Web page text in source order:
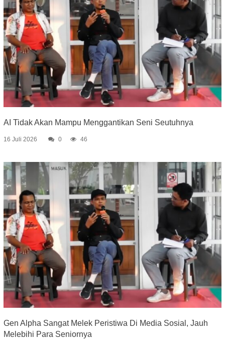
AI Tidak Akan Mampu Menggantikan Seni Seutuhnya
16 Juli 2026 0 46
Gen Alpha Sangat Melek Peristiwa Di Media Sosial, Jauh
Melebihi Para Seniornya